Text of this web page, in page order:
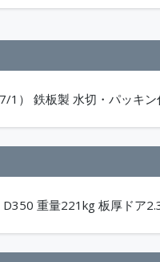
1） 鉄板製 水切・パッキ
重量221kg 板厚ドア